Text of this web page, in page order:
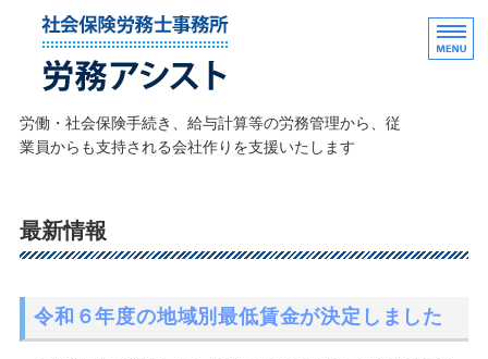
社外の人事・労務業務な
労働・社会保険手続き、給与計算等の労務管理から、従
業員からも支持される会社作りを支援いたします
業務・報酬のご案内
事務所のご案内
最新情報
令和６年度の地域別最低賃金が決定しました